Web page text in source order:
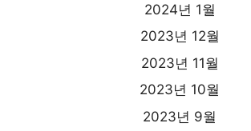
2024년 1월
2023년 12월
2023년 11월
2023년 10월
2023년 9월